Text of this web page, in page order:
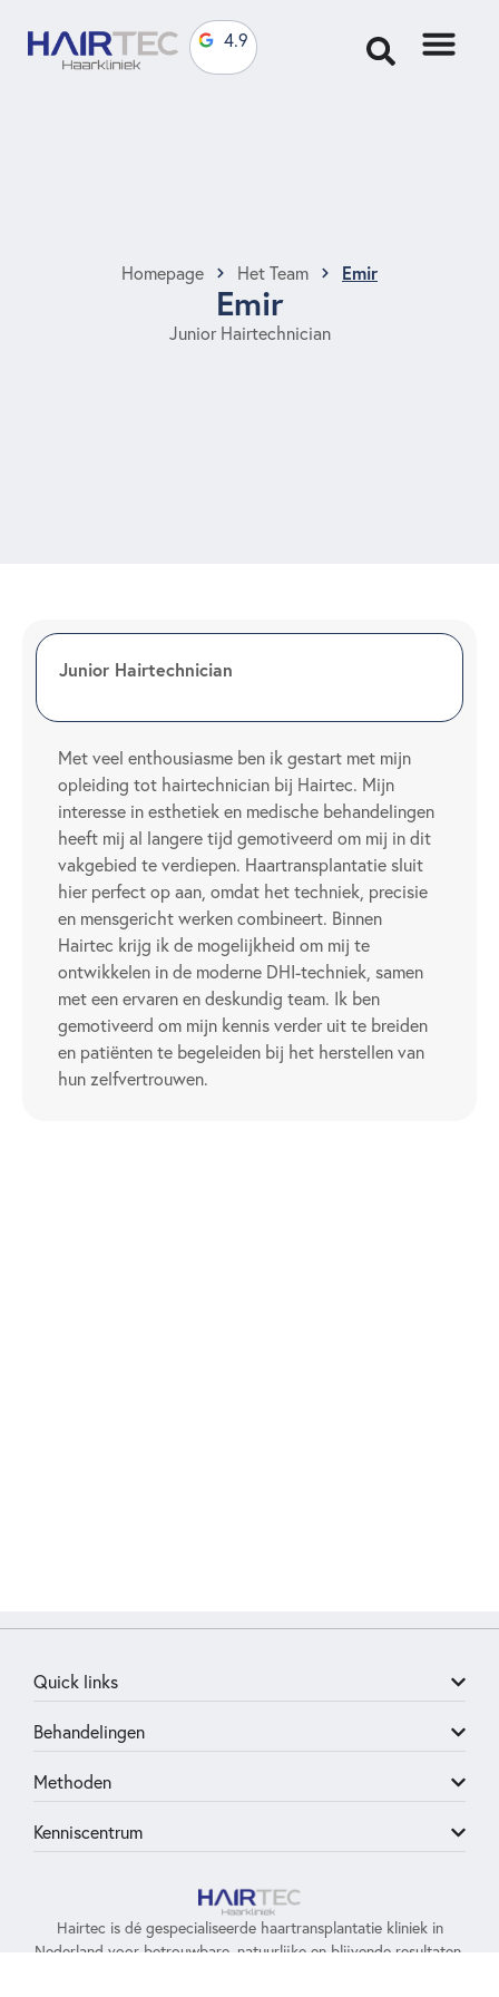
4.9
Homepage Het Team Emir
Emir
Junior Hairtechnician
Junior Hairtechnician
Met veel enthousiasme ben ik gestart met mijn
opleiding tot hairtechnician bij Hairtec. Mijn
interesse in esthetiek en medische behandelingen
heeft mij al langere tijd gemotiveerd om mij in dit
vakgebied te verdiepen. Haartransplantatie sluit
hier perfect op aan, omdat het techniek, precisie
en mensgericht werken combineert. Binnen
Hairtec krijg ik de mogelijkheid om mij te
ontwikkelen in de moderne DHI-techniek, samen
met een ervaren en deskundig team. Ik ben
gemotiveerd om mijn kennis verder uit te breiden
en patiënten te begeleiden bij het herstellen van
hun zelfvertrouwen.
Quick links
Behandelingen
Methoden
Kenniscentrum
Hairtec is dé gespecialiseerde haartransplantatie kliniek in
Nederland voor betrouwbare, natuurlijke en blijvende resultaten.